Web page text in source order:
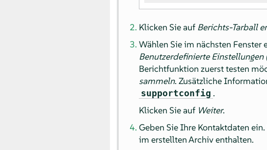
Klicken Sie auf Berichts-Tarball
Wählen Sie im nächsten
Benutzerdefinierte Einstellungen
Berichtfunktion zuerst testen
sammeln. Zusätzliche
supportconfig .
Klicken Sie auf Weiter.
Geben Sie Ihre Kontaktdaten
im erstellten Archiv enthalten.